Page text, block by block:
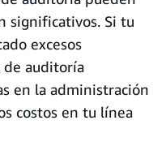
significativos. Si tu
excesos
de auditoría
en la administración
costos en tu línea